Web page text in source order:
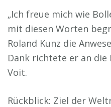
„Ich freue mich wie
mit diesen Worten
Roland Kunz die
Dank richtete er an
Voit.
Rückblick: Ziel der